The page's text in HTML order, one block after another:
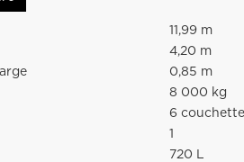
11,99 m
4,20 m
0,85 m
8 000 kg
6
1
720 L